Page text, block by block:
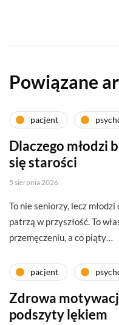
Powiązane
pacjent
Dlaczego młodzi
się starości
5 sierpnia 2026
To nie seniorzy, lecz
patrzą w przyszłość. To
przemęczeniu, a co piąty…
pacjent
Zdrowa
podszyty lękiem